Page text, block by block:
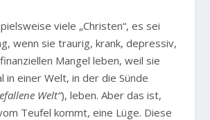
viele „Christen“, es sei
wenn sie traurig, krank, depressiv,
Mangel leben, weil sie
in einer Welt, in der die Sünde
Welt“), leben. Aber das ist,
Teufel kommt, eine Lüge. Diese